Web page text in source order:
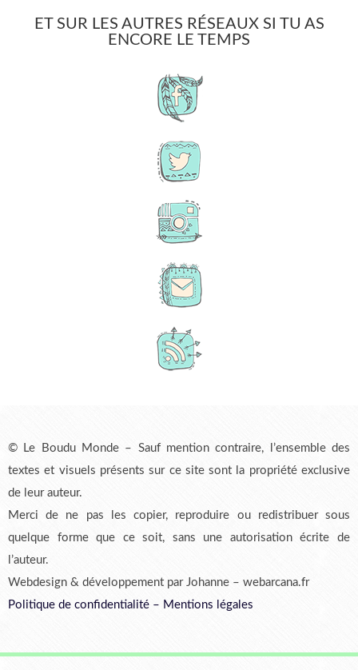
ET SUR LES AUTRES RÉSEAUX SI TU AS
ENCORE LE TEMPS
© Le Boudu Monde – Sauf mention contraire, l’ensemble des
textes et visuels présents sur ce site sont la propriété exclusive
de leur auteur.
Merci de ne pas les copier, reproduire ou redistribuer sous
quelque forme que ce soit, sans une autorisation écrite de
l’auteur.
Webdesign & développement par Johanne – webarcana.fr
Politique de confidentialité – Mentions légales